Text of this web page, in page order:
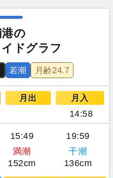
の
ドグラフ
若潮 月齢24.7
月出 月入
14:58
15:49 19:59
満潮
干潮
152cm 136cm